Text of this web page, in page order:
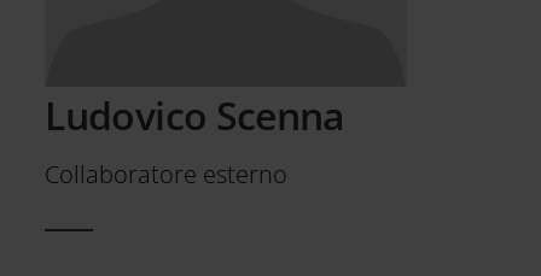
Ludovico Scenna
Collaboratore esterno